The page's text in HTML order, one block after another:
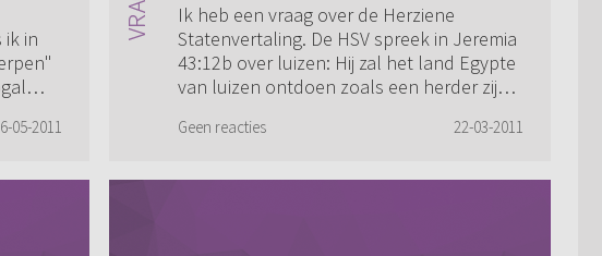
ik in
05-2011
Ik heb een vraag over de Herziene
Statenvertaling. De HSV spreek in Jeremia
43:12b over luizen: Hij zal het land Egypte
van luizen ontdoen zoals een herder zijn
Geen reacties 22-03-2011